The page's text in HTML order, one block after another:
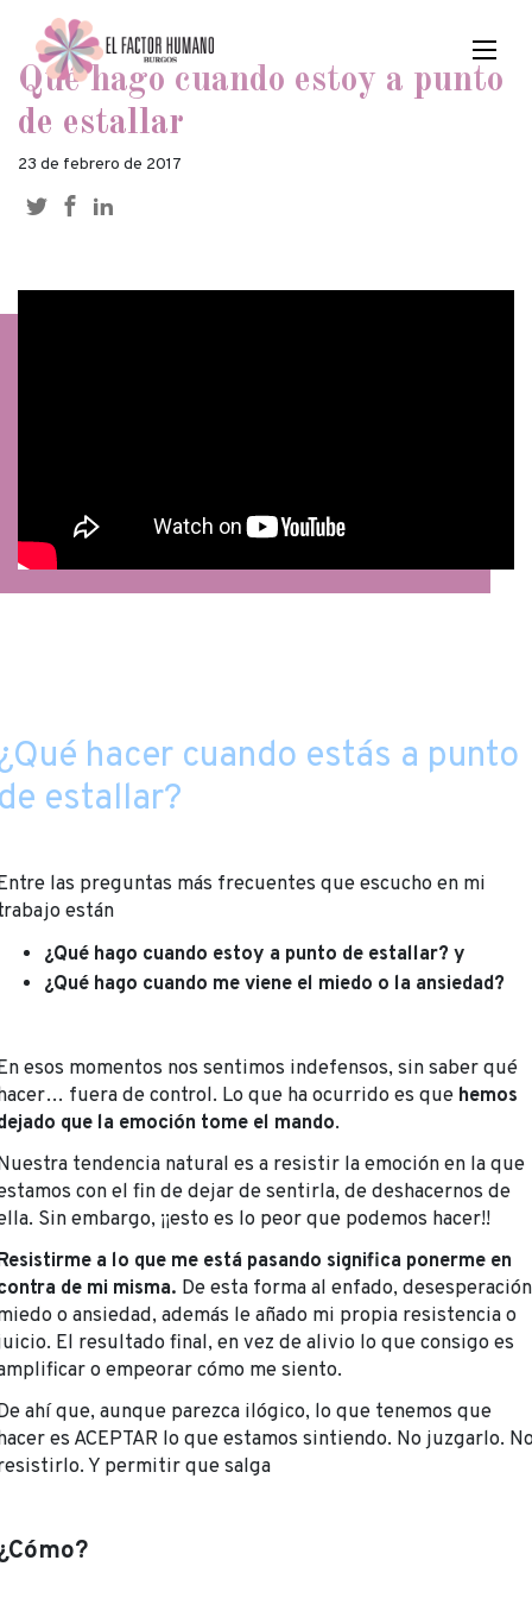
Qué hago cuando estoy a punto
de estallar
23 de febrero de 2017
hacer cuando estás a punto
estallar?
las preguntas más frecuentes que escucho en mi
están
¿Qué hago cuando estoy a punto de estallar? y
¿Qué hago cuando me viene el miedo o la ansiedad?
esos momentos nos sentimos indefensos, sin saber qué
fuera de control. Lo que ha ocurrido es que hemos
que la emoción tome el mando.
tendencia natural es a resistir la emoción en la que
con el fin de dejar de sentirla, de deshacernos de
Sin embargo, ¡¡esto es lo peor que podemos hacer!!
a lo que me está pasando significa ponerme en
de mi misma. De esta forma al enfado,
o ansiedad, además le añado mi propia resistencia o
El resultado final, en vez de alivio lo que consigo es
o empeorar cómo me siento.
ahí que, aunque parezca ilógico, lo que tenemos que
es ACEPTAR lo que estamos sintiendo. No juzgarlo.
Y permitir que salga